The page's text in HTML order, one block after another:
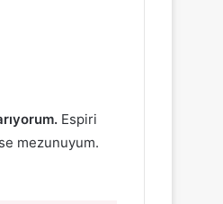
Espiri
mezunuyum.